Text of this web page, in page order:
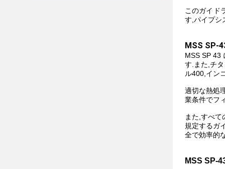
このガイド
す,パイプシ
MSS SP-
MSS SP 43
す.また,チ
ル400,イン
適切な熱処
業条件でフ
また,すべ
規定するガ
全で効率的
MSS SP-